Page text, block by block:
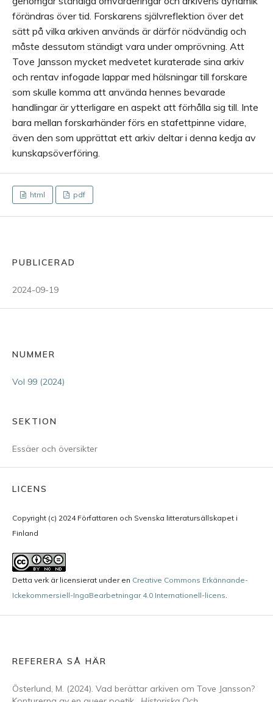
förändras över tid. Forskarens självreflektion över det
sätt på vilka arkiven används är därför nödvändig och
måste dessutom ständigt vara under omprövning. Att
Tove Jansson mycket medvetet kuraterade sina arkiv
och rentav infogade lappar med hälsningar till forskare
som skulle komma att använda hennes bevarade
handlingar är ytterligare en aspekt att förhålla sig till. Inte
bara mellan forskarhänder förs en stafettpinne vidare,
även den som upprättat ett arkiv deltar i denna kedja av
kunskapsöverföring.
html pdf
PUBLICERAD
2024-09-19
NUMMER
Vol 99 (2024)
SEKTION
Essäer och översikter
LICENS
Copyright (c) 2024 Författaren och Svenska litteratursällskapet i
Finland
Detta verk är licensierat under en Creative Commons Erkännande-
Ickekommersiell-IngaBearbetningar 4.0 Internationell-licens
REFERERA SÅ HÄR
Österlund, M. (2024). Vad berättar arkiven om Tove Jansson?